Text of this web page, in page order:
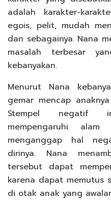
adalah karakter-
egois, pelit, mudah
dan sebagainya. Nana
masalah terbesar
kebanyakan.
Menurut Nana
gemar mencap
Stempel negatif
mempengaruhi
menganggap hal
dirinya. Nana
tersebut dapat
karena dapat memutus
di otak anak yang